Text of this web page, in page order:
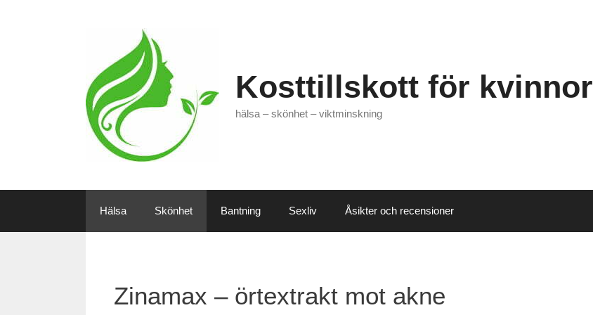
Kosttillskott för kvinnor
hälsa – skönhet – viktminskning
Hälsa Skönhet Bantning Sexliv Åsikter och recensioner
Zinamax – örtextrakt mot akne